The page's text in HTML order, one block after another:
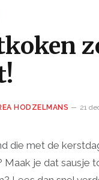
HODZELMANS 21
die met de
Maak je dat sausje